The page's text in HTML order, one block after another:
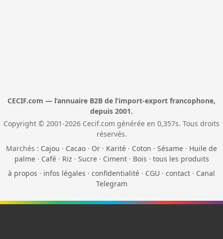
CECIF.com — l’annuaire B2B de l’import-export francophone,
depuis 2001.
Copyright © 2001-2026 Cecif.com générée en 0,357s. Tous droits
réservés.
Marchés : Cajou · Cacao · Or · Karité · Coton · Sésame · Huile de
palme· Café· Riz · Sucre· Ciment· Bois · tous les produits
à propos · infos légales · confidentialité · CGU · contact · Canal
Telegram